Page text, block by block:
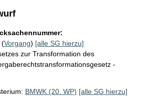
(Vorgang) [alle SG hierzu]
zur Transformation des
-
BMWK (20. WP) [alle SG hierzu]